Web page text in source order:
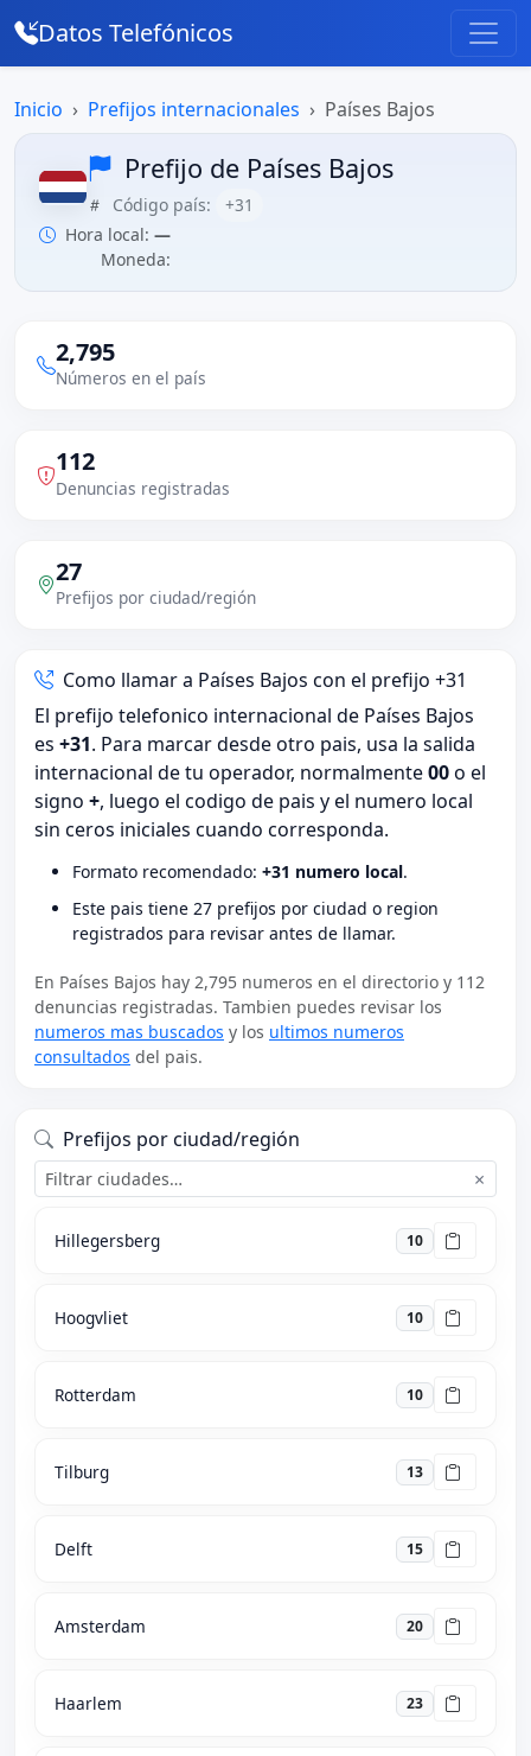
Datos Telefónicos
Inicio Prefijos internacionales Países Bajos
Prefijo de Países Bajos
Código país:
+31
Hora local: —
Moneda:
2,795
Números en el país
112
Denuncias registradas
27
Prefijos por ciudad/región
Como llamar a Países Bajos con el prefijo +31
El prefijo telefonico internacional de Países Bajos
es +31. Para marcar desde otro pais, usa la salida
internacional de tu operador, normalmente00o el
signo +, luego el codigo de pais y el numero local
sin ceros iniciales cuando corresponda.
Formato recomendado: +31 numero local.
Este pais tiene 27 prefijos por ciudad o region
registrados para revisar antes de llamar.
En Países Bajos hay 2,795 numeros en el directorio y 112
denuncias registradas. Tambien puedes revisar los
numeros mas buscados y los ultimos numeros
consultados del pais.
Prefijos por ciudad/región
×
Hillegersberg 10
Hoogvliet 10
Rotterdam 10
Tilburg 13
Delft 15
Amsterdam 20
Haarlem 23